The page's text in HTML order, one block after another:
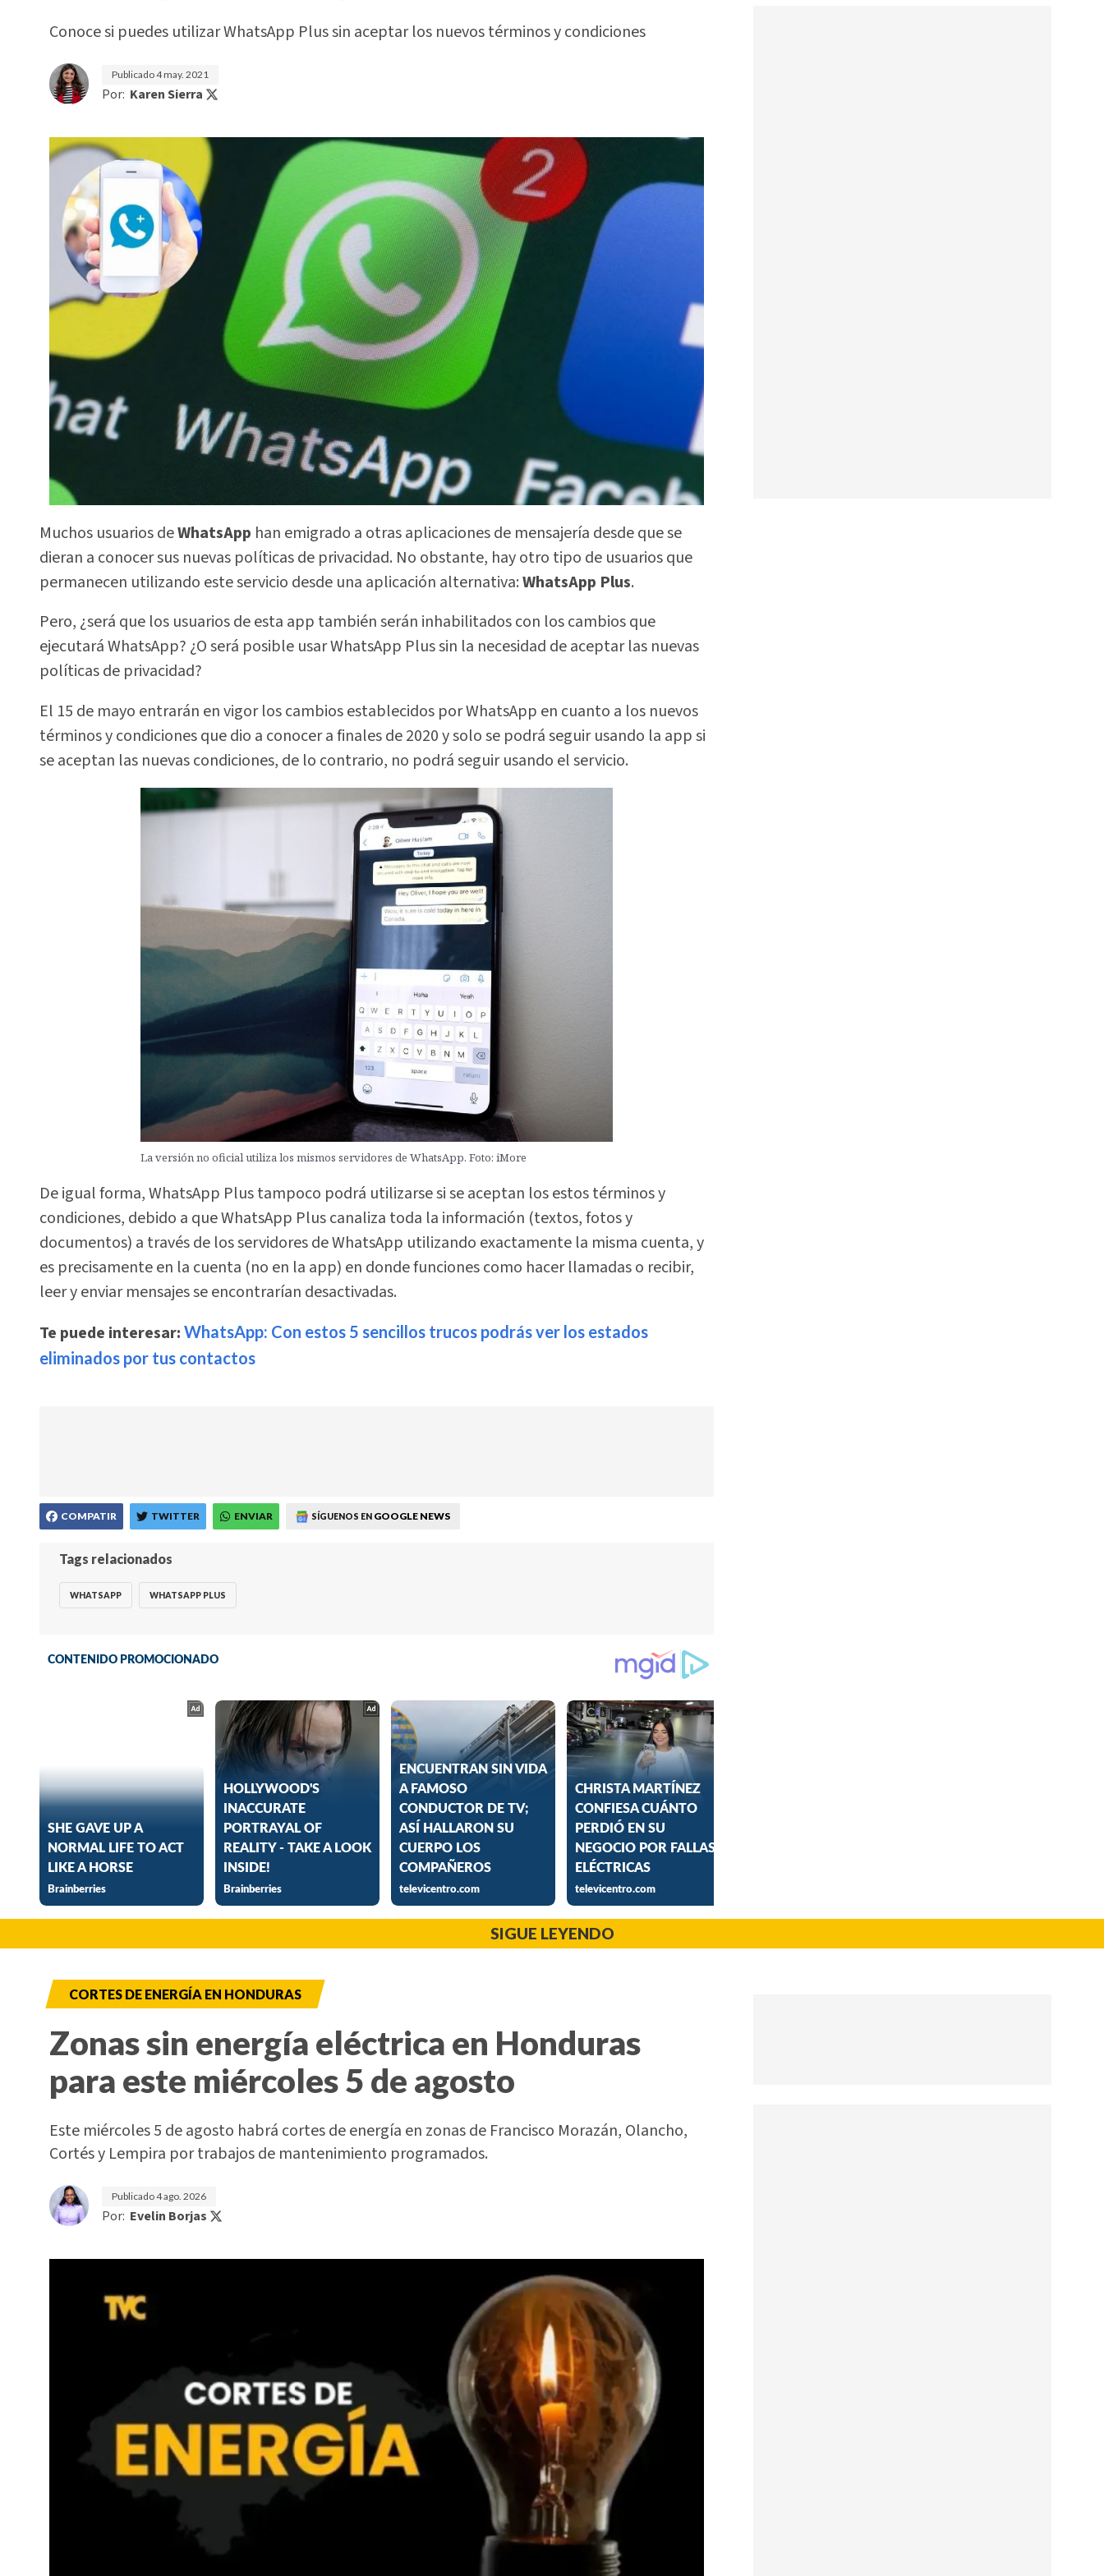
Conoce si puedes utilizar WhatsApp Plus sin aceptar los nuevos términos y condiciones
Publicado4 may. 2021
Por: Karen Sierra
Muchos usuarios deWhatsApp han emigrado a otras aplicaciones de mensajería desde que se
dieran a conocer sus nuevas políticas de privacidad. No obstante, hay otro tipo de usuarios que
permanecen utilizando este servicio desde una aplicación alternativa:WhatsApp Plus.
Pero, ¿será que los usuarios de esta app también serán inhabilitados con los cambios que
ejecutará WhatsApp? ¿O será posible usar WhatsApp Plus sin la necesidad de aceptar las nuevas
políticas de privacidad?
El 15 de mayo entrarán en vigor los cambios establecidos por WhatsApp en cuanto a los nuevos
términos y condiciones que dio a conocer a finales de 2020 y solo se podrá seguir usando la app si
se aceptan las nuevas condiciones, de lo contrario, no podrá seguir usando el servicio.
La versión no oficial utiliza los mismos servidores de WhatsApp. Foto: iMore
De igual forma, WhatsApp Plus tampoco podrá utilizarse si se aceptan los estos términos y
condiciones, debido a que WhatsApp Plus canaliza toda la información (textos, fotos y
documentos) a través de los servidores de WhatsApp utilizando exactamente la misma cuenta, y
es precisamente en la cuenta (no en la app) en donde funciones como hacer llamadas o recibir,
leer y enviar mensajes se encontrarían desactivadas.
Te puede interesar: WhatsApp: Con estos 5 sencillos trucos podrás ver los estados
eliminados por tus contactos
COMPATIR TWITTER ENVIAR SÍGUENOS EN GOOGLE NEWS
Tags relacionados
WHATSAPP WHATSAPP PLUS
SIGUE LEYENDO
CORTES DE ENERGÍA EN HONDURAS
Zonas sin energía eléctrica en Honduras
para este miércoles 5 de agosto
Este miércoles 5 de agosto habrá cortes de energía en zonas de Francisco Morazán, Olancho,
Cortés y Lempira por trabajos de mantenimiento programados.
Publicado4 ago. 2026
Por: Evelin Borjas